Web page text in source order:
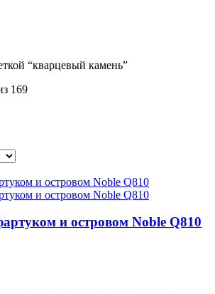
“кварцевый камень”
169Сортировка:
и островом Noble Q810